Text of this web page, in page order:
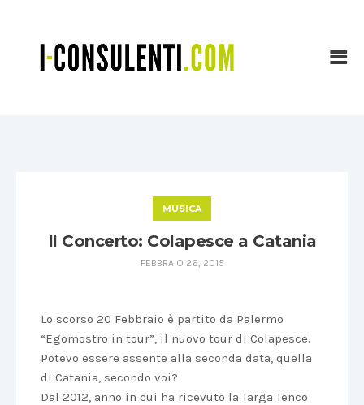
MUSICA
Il Concerto: Colapesce a Catania
FEBBRAIO 26, 2015
Lo scorso 20 Febbraio è partito da Palermo
“Egomostro in tour”, il nuovo tour di Colapesce.
Potevo essere assente alla seconda data, quella
di Catania, secondo voi?
Dal 2012, anno in cui ha ricevuto la Targa Tenco